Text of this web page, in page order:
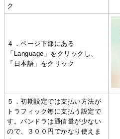
ク
４．ページ下部にある
「Language」をクリックし、
「日本語」をクリック
５．初期設定では支払い方法が
トラフィック毎に支払う設定で
す。パンドラは通信量が少ない
ので、３００円でかなり使えま